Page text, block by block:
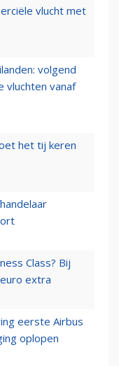
vlucht met
volgend
vluchten vanaf
het tij keren
Class? Bij
extra
eerste Airbus
oplopen